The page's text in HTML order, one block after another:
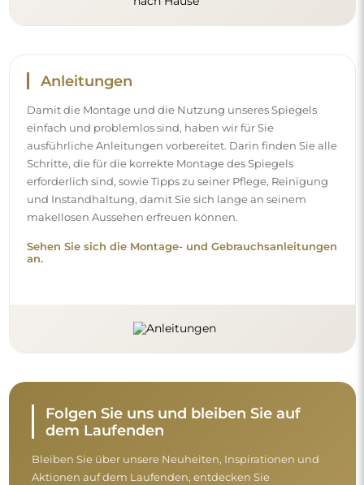
Anleitungen
Damit die Montage und die Nutzung unseres Spiegels
einfach und problemlos sind, haben wir für Sie
ausführliche Anleitungen vorbereitet. Darin finden Sie alle
Schritte, die für die korrekte Montage des Spiegels
erforderlich sind, sowie Tipps zu seiner Pflege, Reinigung
und Instandhaltung, damit Sie sich lange an seinem
makellosen Aussehen erfreuen können.
Sehen Sie sich die Montage- und Gebrauchsanleitungen
an.
Folgen Sie uns und bleiben Sie auf
dem Laufenden
Bleiben Sie über unsere Neuheiten, Inspirationen und
Aktionen auf dem Laufenden, entdecken Sie